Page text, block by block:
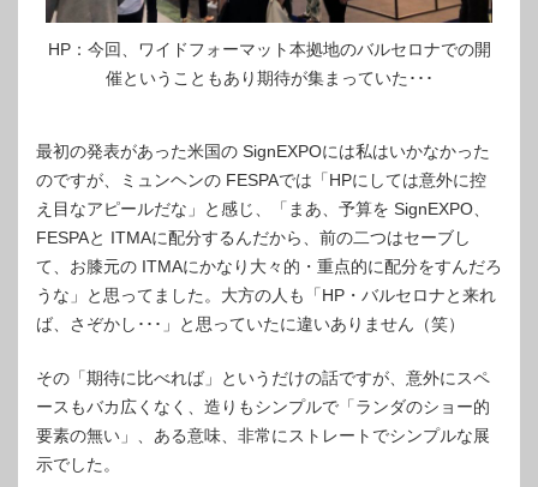
HP：今回、ワイドフォーマット本拠地のバルセロナでの開
催ということもあり期待が集まっていた･･･
最初の発表があった米国の SignEXPOには私はいかなかった
のですが、ミュンヘンの FESPAでは「HPにしては意外に控
え目なアピールだな」と感じ、「まあ、予算を SignEXPO、
FESPAと ITMAに配分するんだから、前の二つはセーブし
て、お膝元の ITMAにかなり大々的・重点的に配分をすんだろ
うな」と思ってました。大方の人も「HP・バルセロナと来れ
ば、さぞかし･･･」と思っていたに違いありません（笑）
その「期待に比べれば」というだけの話ですが、意外にスペ
ースもバカ広くなく、造りもシンプルで「ランダのショー的
要素の無い」、ある意味、非常にストレートでシンプルな展
示でした。